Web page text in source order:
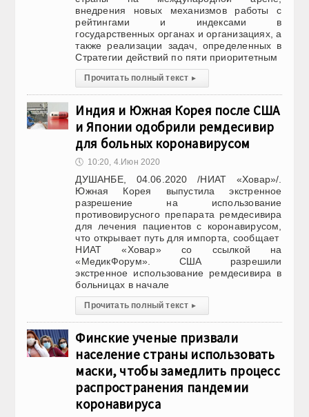
внедрения новых механизмов работы с
рейтингами и индексами в
государственных органах и организациях, а
также реализации задач, определенных в
Стратегии действий по пяти приоритетным
Прочитать полный текст ▸
Индия и Южная Корея после США
и Японии одобрили ремдесивир
для больных коронавирусом
🕔 10:20, 4.Июн 2020
ДУШАНБЕ, 04.06.2020 /НИАТ «Ховар»/.
Южная Корея выпустила экстренное
разрешение на использование
противовирусного препарата ремдесивира
для лечения пациентов с коронавирусом,
что открывает путь для импорта, сообщает
НИАТ «Ховар» со ссылкой на
«МедикФорум». США разрешили
экстренное использование ремдесивира в
больницах в начале
Прочитать полный текст ▸
Финские ученые призвали
население страны использовать
маски, чтобы замедлить процесс
распространения пандемии
коронавируса